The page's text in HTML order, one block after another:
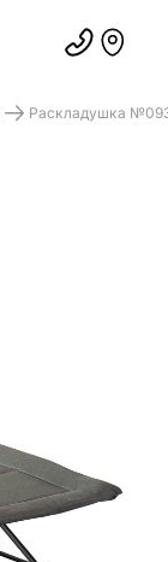
Раскладушка